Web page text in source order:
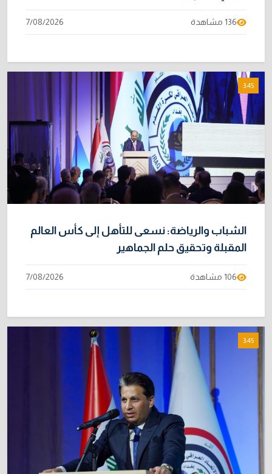
136 مشاهدة 7/08/2026
3:45
الشباب والرياضة: نسعى للتأهل إلى كأس العالم
المقبلة وتحقيق حلم الجماهير
106 مشاهدة 7/08/2026
3:45